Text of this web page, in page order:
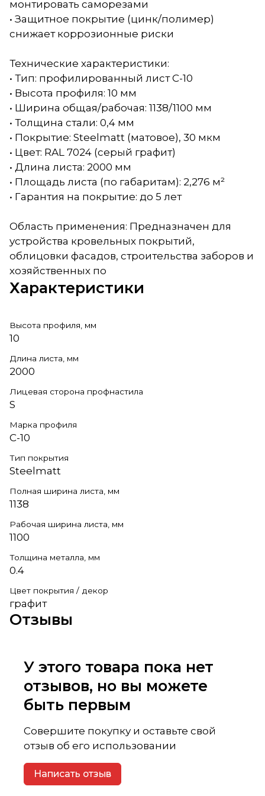
монтировать саморезами
• Защитное покрытие (цинк/полимер)
снижает коррозионные риски
Технические характеристики:
• Тип: профилированный лист С-10
• Высота профиля: 10 мм
• Ширина общая/рабочая: 1138/1100 мм
• Толщина стали: 0,4 мм
• Покрытие: Steelmatt (матовое), 30 мкм
• Цвет: RAL 7024 (серый графит)
• Длина листа: 2000 мм
• Площадь листа (по габаритам): 2,276 м²
• Гарантия на покрытие: до 5 лет
Область применения: Предназначен для
устройства кровельных покрытий,
облицовки фасадов, строительства заборов и
хозяйственных по
Характеристики
Высота профиля, мм
10
Длина листа, мм
2000
Лицевая сторона профнастила
S
Марка профиля
С-10
Тип покрытия
Steelmatt
Полная ширина листа, мм
1138
Рабочая ширина листа, мм
1100
Толщина металла, мм
0.4
Цвет покрытия / декор
графит
Отзывы
У этого товара пока нет
отзывов, но вы можете
быть первым
Совершите покупку и оставьте свой
отзыв об его использовании
Написать отзыв